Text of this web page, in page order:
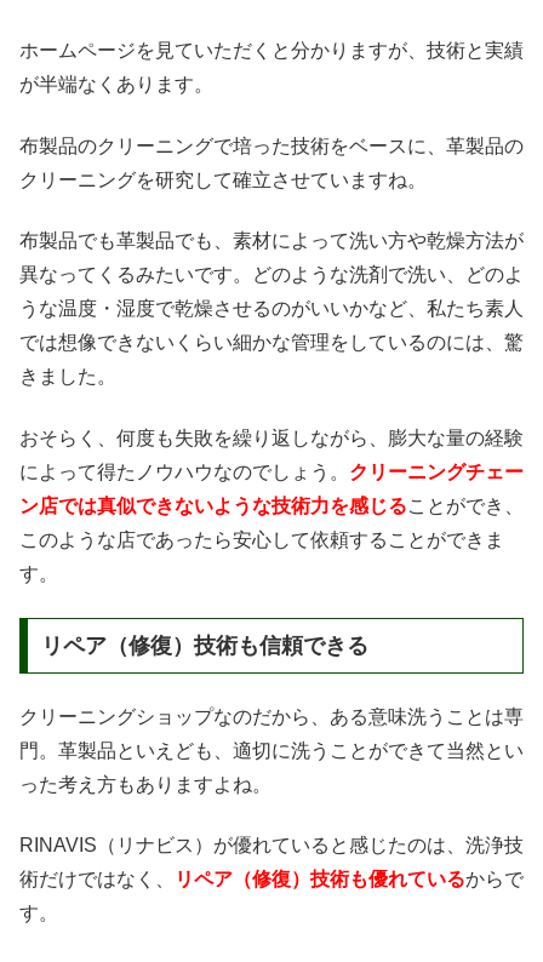
ホームページを見ていただくと分かりますが、技術と実績
が半端なくあります。
布製品のクリーニングで培った技術をベースに、革製品の
クリーニングを研究して確立させていますね。
布製品でも革製品でも、素材によって洗い方や乾燥方法が
異なってくるみたいです。どのような洗剤で洗い、どのよ
うな温度・湿度で乾燥させるのがいいかなど、私たち素人
では想像できないくらい細かな管理をしているのには、驚
きました。
おそらく、何度も失敗を繰り返しながら、膨大な量の経験
によって得たノウハウなのでしょう。 クリーニングチェー
ン店では真似できないような技術力を感じることができ、
このような店であったら安心して依頼することができま
す。
リペア（修復）技術も信頼できる
クリーニングショップなのだから、ある意味洗うことは専
門。革製品といえども、適切に洗うことができて当然とい
った考え方もありますよね。
RINAVIS（リナビス）が優れていると感じたのは、洗浄技
術だけではなく、
リペア（修復）技術も優れているからで
す。